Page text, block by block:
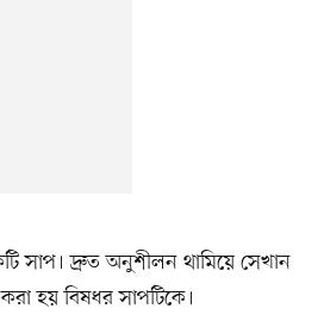
সাপ। দ্রুত অনুশীলন থামিয়ে সেখান
হয় বিষধর সাপটিকে।